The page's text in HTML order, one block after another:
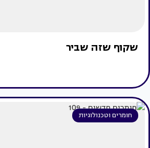
שקוף שזה שביר
חומרים וטכנולוגיות